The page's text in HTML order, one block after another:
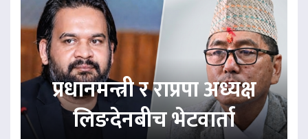
प्रधानमन्त्री र राप्रपा अध्यक्ष
लिङदेनबीच भेटवार्ता